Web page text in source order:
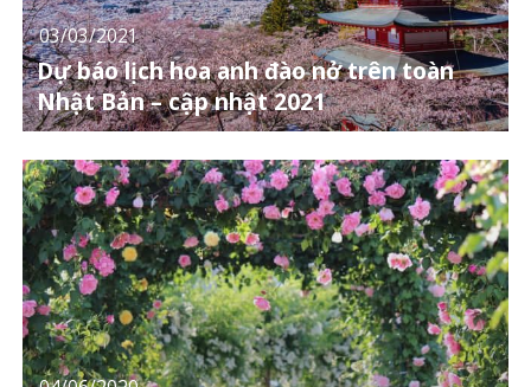
03/03/2021
Dự báo lịch hoa anh đào nở trên toàn
Nhật Bản – cập nhật 2021